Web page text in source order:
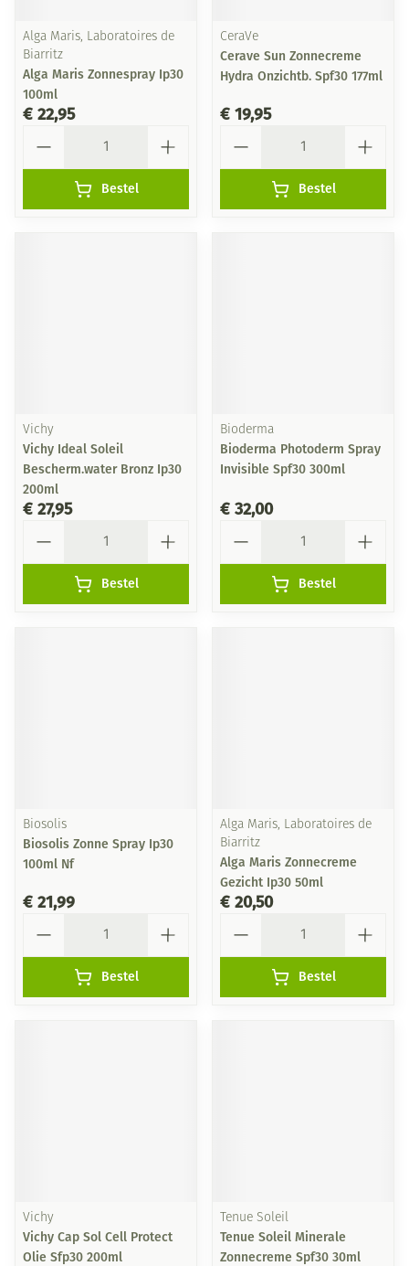
Alga Maris, Laboratoires de
Biarritz
Alga Maris Zonnespray Ip30
100ml
€ 22,95
Bestel
CeraVe
Cerave Sun Zonnecreme
Hydra Onzichtb. Spf30 177ml
€ 19,95
Bestel
Vichy
Vichy Ideal Soleil
Bescherm.water Bronz Ip30
200ml
€ 27,95
Bestel
Bioderma
Bioderma Photoderm Spray
Invisible Spf30 300ml
€ 32,00
Bestel
Biosolis
Biosolis Zonne Spray Ip30
100ml Nf
€ 21,99
Bestel
Alga Maris, Laboratoires de
Biarritz
Alga Maris Zonnecreme
Gezicht Ip30 50ml
€ 20,50
Bestel
Vichy
Vichy Cap Sol Cell Protect
Olie Sfp30 200ml
Tenue Soleil
Tenue Soleil Minerale
Zonnecreme Spf30 30ml